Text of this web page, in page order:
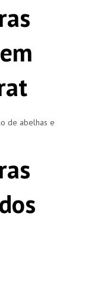
de abelhas e